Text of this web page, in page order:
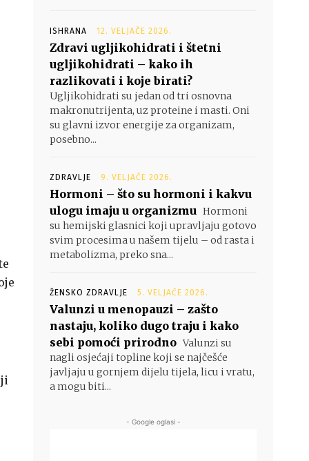
ISHRANA 12. VELJAČE 2026.
Zdravi ugljikohidrati i štetni
ugljikohidrati – kako ih
razlikovati i koje birati?
Ugljikohidrati su jedan od tri osnovna
makronutrijenta, uz proteine i masti. Oni
su glavni izvor energije za organizam,
posebno...
ZDRAVLJE 9. VELJAČE 2026.
Hormoni – što su hormoni i kakvu
ulogu imaju u organizmu Hormoni
su hemijski glasnici koji upravljaju gotovo
svim procesima u našem tijelu – od rasta i
metabolizma, preko sna...
ŽENSKO ZDRAVLJE 5. VELJAČE 2026.
Valunzi u menopauzi – zašto
nastaju, koliko dugo traju i kako
sebi pomoći prirodno Valunzi su
nagli osjećaji topline koji se najčešće
javljaju u gornjem dijelu tijela, licu i vratu,
a mogu biti...
- Google oglasi -